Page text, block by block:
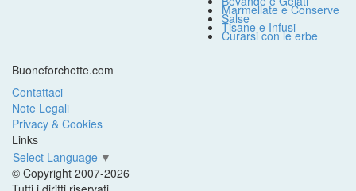
Marmellate e Conserve
Salse
Tisane e Infusi
Curarsi con le erbe
Buoneforchette.com
Contattaci
Note Legali
Privacy & Cookies
Links
Select Language ▼
© Copyright 2007-2026